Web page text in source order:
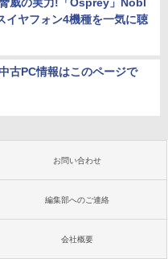
イヤフォン4機種を一気に聴
古PC情報はこのページで
お問い合わせ
編集部へのご連絡
会社概要